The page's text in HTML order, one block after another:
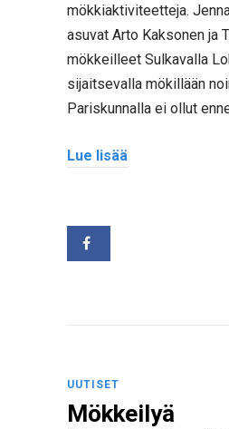
mökkiaktiviteetteja.
asuvat Arto Kaksonen ja
mökkeilleet Sulkavalla
sijaitsevalla mökillään
Pariskunnalla ei ollut
Lue lisää
UUTISET
Mökkeilyä